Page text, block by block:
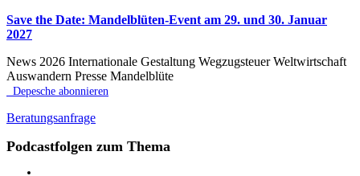
Save the Date: Mandelblüten-Event am 29. und 30. Januar
2027
News 2026 Internationale Gestaltung Wegzugsteuer Weltwirtschaft
Auswandern Presse Mandelblüte
Depesche abonnieren
Beratungsanfrage
Podcastfolgen zum Thema